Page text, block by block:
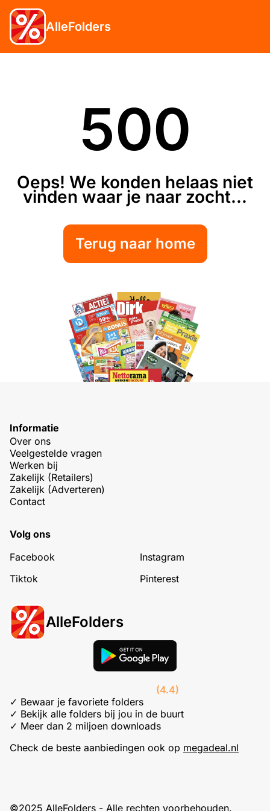
AlleFolders
500
Oeps! We konden helaas niet
vinden waar je naar zocht...
Terug naar home
Informatie
Over ons
Veelgestelde vragen
Werken bij
Zakelijk (Retailers)
Zakelijk (Adverteren)
Contact
Volg ons
Facebook
Instagram
Tiktok
Pinterest
AlleFolders
(4.4)
✓ Bewaar je favoriete folders
✓ Bekijk alle folders bij jou in de buurt
✓ Meer dan 2 miljoen downloads
Check de beste aanbiedingen ook op megadeal.nl
©2025 AlleFolders - Alle rechten voorbehouden.